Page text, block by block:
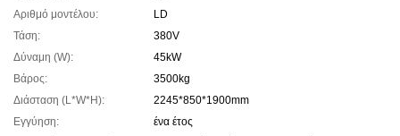
Αριθμό μοντέλου:
LD
Τάση:
380V
Δύναμη (W):
45kW
Βάρος:
3500kg
Διάσταση (L*W*H):
2245*850*1900mm
Εγγύηση:
ένα έτος